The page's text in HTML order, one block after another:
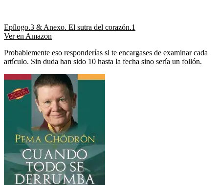
Epílogo.3 & Anexo. El sutra del corazón.1
Ver en Amazon
Probablemente eso responderías si te encargases de examinar cada
artículo. Sin duda han sido 10 hasta la fecha sino sería un follón.